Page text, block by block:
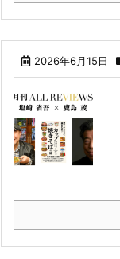
2026年6月15日